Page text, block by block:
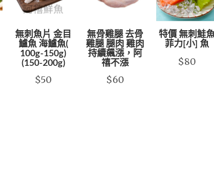
無刺魚片 金目
鱸魚 海鱸魚(
100g-150g)
(150-200g)
$50
無骨雞腿 去骨
雞腿 腿肉 雞肉
持續飆漲，阿
禧不漲
$60
特價 無刺鮭
菲力[小] 魚
$80